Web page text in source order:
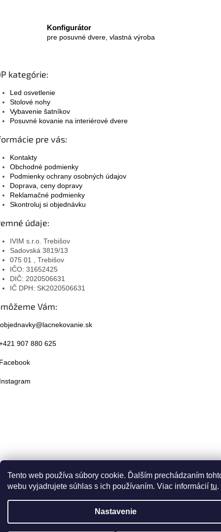
Tento web používa súbory cookie. Ďalším prechádzaním
webu vyjadrujete súhlas s ich používaním. Viac informácií tu.
Nastavenie
Konfigurátor
pre posuvné dvere, vlastná výroba
kategórie:
Led osvetlenie
Stolové nohy
Vybavenie šatníkov
Posuvné kovanie na interiérové dvere
pre vás:
Kontakty
Obchodné podmienky
Podmienky ochrany osobných údajov
Doprava, ceny dopravy
Reklamačné podmienky
Skontroluj si objednávku
údaje:
IVIM s.r.o. Trebišov
Sadovská 3819/13
075 01 , Trebišov
IČO: 31652425
DIČ: 2020506631
IČ DPH: SK2020506631
Vám:
objednavky@lacnekovanie.sk
907 880 625